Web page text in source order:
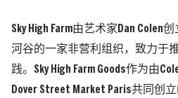
Sky High Farm由艺术家Dan Colen
河谷的一家非营利组织，致力于
践。Sky High Farm Goods作为由
Dover Street Market Paris共同创